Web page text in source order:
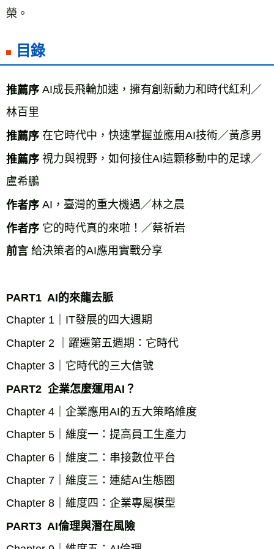
榮。
目錄
推薦序 AI成長飛輪加速，擁有創新動力和時代紅利／
林百里
推薦序 在它時代中，快速掌握並應用AI技術／黃彥男
推薦序 視力與視野，如何接住AI這顆移動中的足球／
盧希鵬
作者序 AI，臺灣的重大機遇／林之晨
作者序 它的時代真的來啦！／蔡祈岩
前言 給決策者的AI應用實戰分享
PART1  AI的來龍去脈
Chapter 1｜IT發展的四大週期
Chapter 2 ｜躍遷第五週期：它時代
Chapter 3｜它時代的三大信號
PART2  企業怎麼運用AI？
Chapter 4｜企業應用AI的五大策略維度
Chapter 5｜維度一：提高員工生產力
Chapter 6｜維度二：串接數位平台
Chapter 7｜維度三：連結AI生態圈
Chapter 8｜維度四：企業專屬模型
PART3  AI倫理與潛在風險